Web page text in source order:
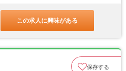
この求人に興味がある
保存する